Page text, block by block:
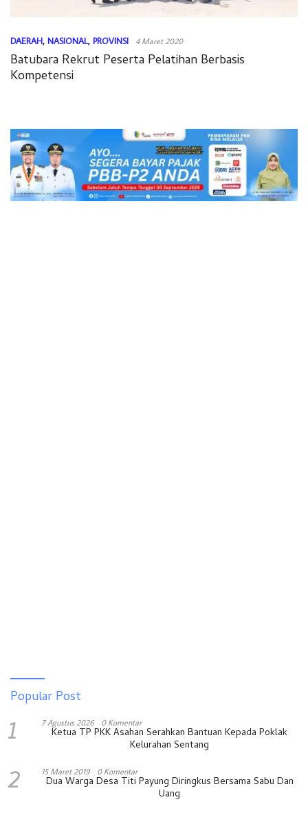
DAERAH, NASIONAL, PROVINSI 4 Maret 2020
Batubara Rekrut Peserta Pelatihan Berbasis
Kompetensi
Popular Post
1 7 Agustus 2026 0 Komentar
Ketua TP PKK Asahan Serahkan Bantuan Kepada Poklak
Kelurahan Sentang
2 15 Maret 2019 0 Komentar
Dua Warga Desa Titi Payung Diringkus Bersama Sabu Dan
Uang